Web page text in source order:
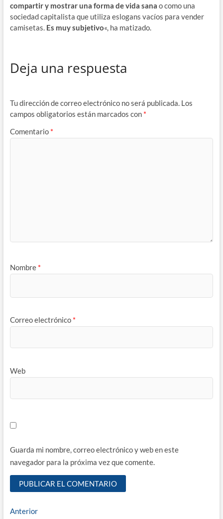
compartir y mostrar una forma de vida sana o como una
sociedad capitalista que utiliza eslogans vacíos para vender
camisetas. Es muy subjetivo«, ha matizado.
Deja una respuesta
Tu dirección de correo electrónico no será publicada. Los
campos obligatorios están marcados con *
Comentario *
Nombre *
Correo electrónico *
Web
Guarda mi nombre, correo electrónico y web en este
navegador para la próxima vez que comente.
Navegación
AnteriorEntrada